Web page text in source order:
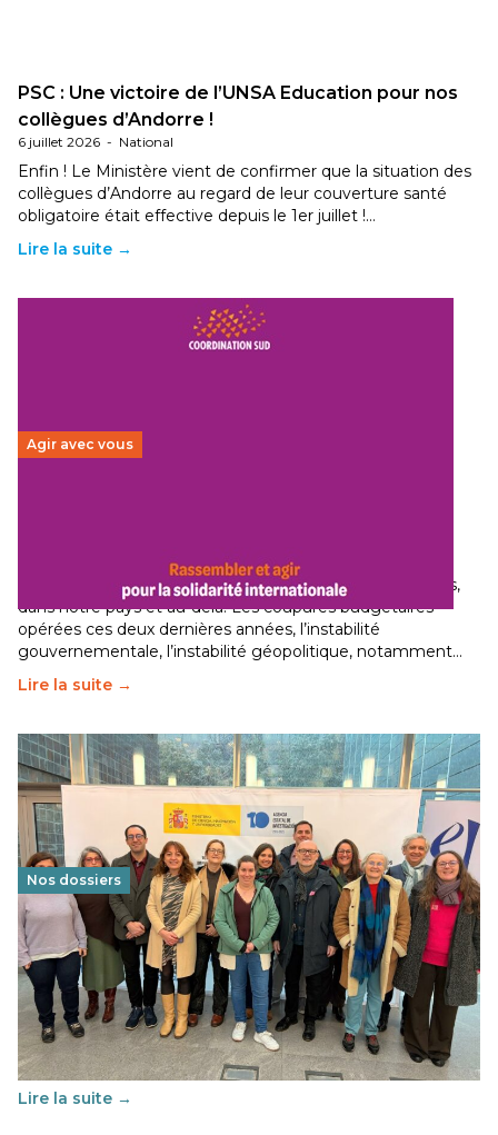
PSC : Une victoire de l’UNSA Education pour nos
collègues d’Andorre !
6 juillet 2026 - National
Enfin ! Le Ministère vient de confirmer que la situation des
collègues d’Andorre au regard de leur couverture santé
obligatoire était effective depuis le 1er juillet !…
Lire la suite →
Agir avec vous
Le secteur humanitaire connaît des difficultés profondes,
dans notre pays et au-delà. Les coupures budgétaires
opérées ces deux dernières années, l’instabilité
gouvernementale, l’instabilité géopolitique, notamment…
Lire la suite →
Nos dossiers
Éducation au vivre-ensemble : un échange croisé
franco-espagnol pour changer d’approche
29 juin 2026-National
Cette année, l'UNSA Éducation a mené un projet Erasmus
soutenu par l'union Européenne et centré sur l'éducation
au vivre-ensemble : quelles différences entre la France…
Lire la suite →